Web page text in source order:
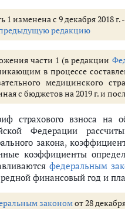
удорожания стоимости
1 изменена с 9 декабря 2018 г. -
редакцию
части 1 (в редакции
в процессе
медицинского
с бюджетов на 2019 г. и
страхового взноса на
Федерации
закона,
коэффициенты
федеральным
финансовый год и
закономот 28